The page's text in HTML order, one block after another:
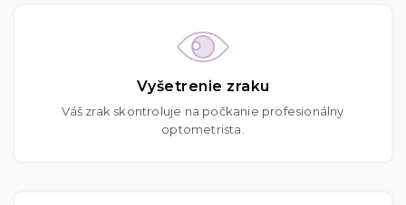
Vyšetrenie zraku
Váš zrak skontroluje na počkanie profesionálny
optometrista.